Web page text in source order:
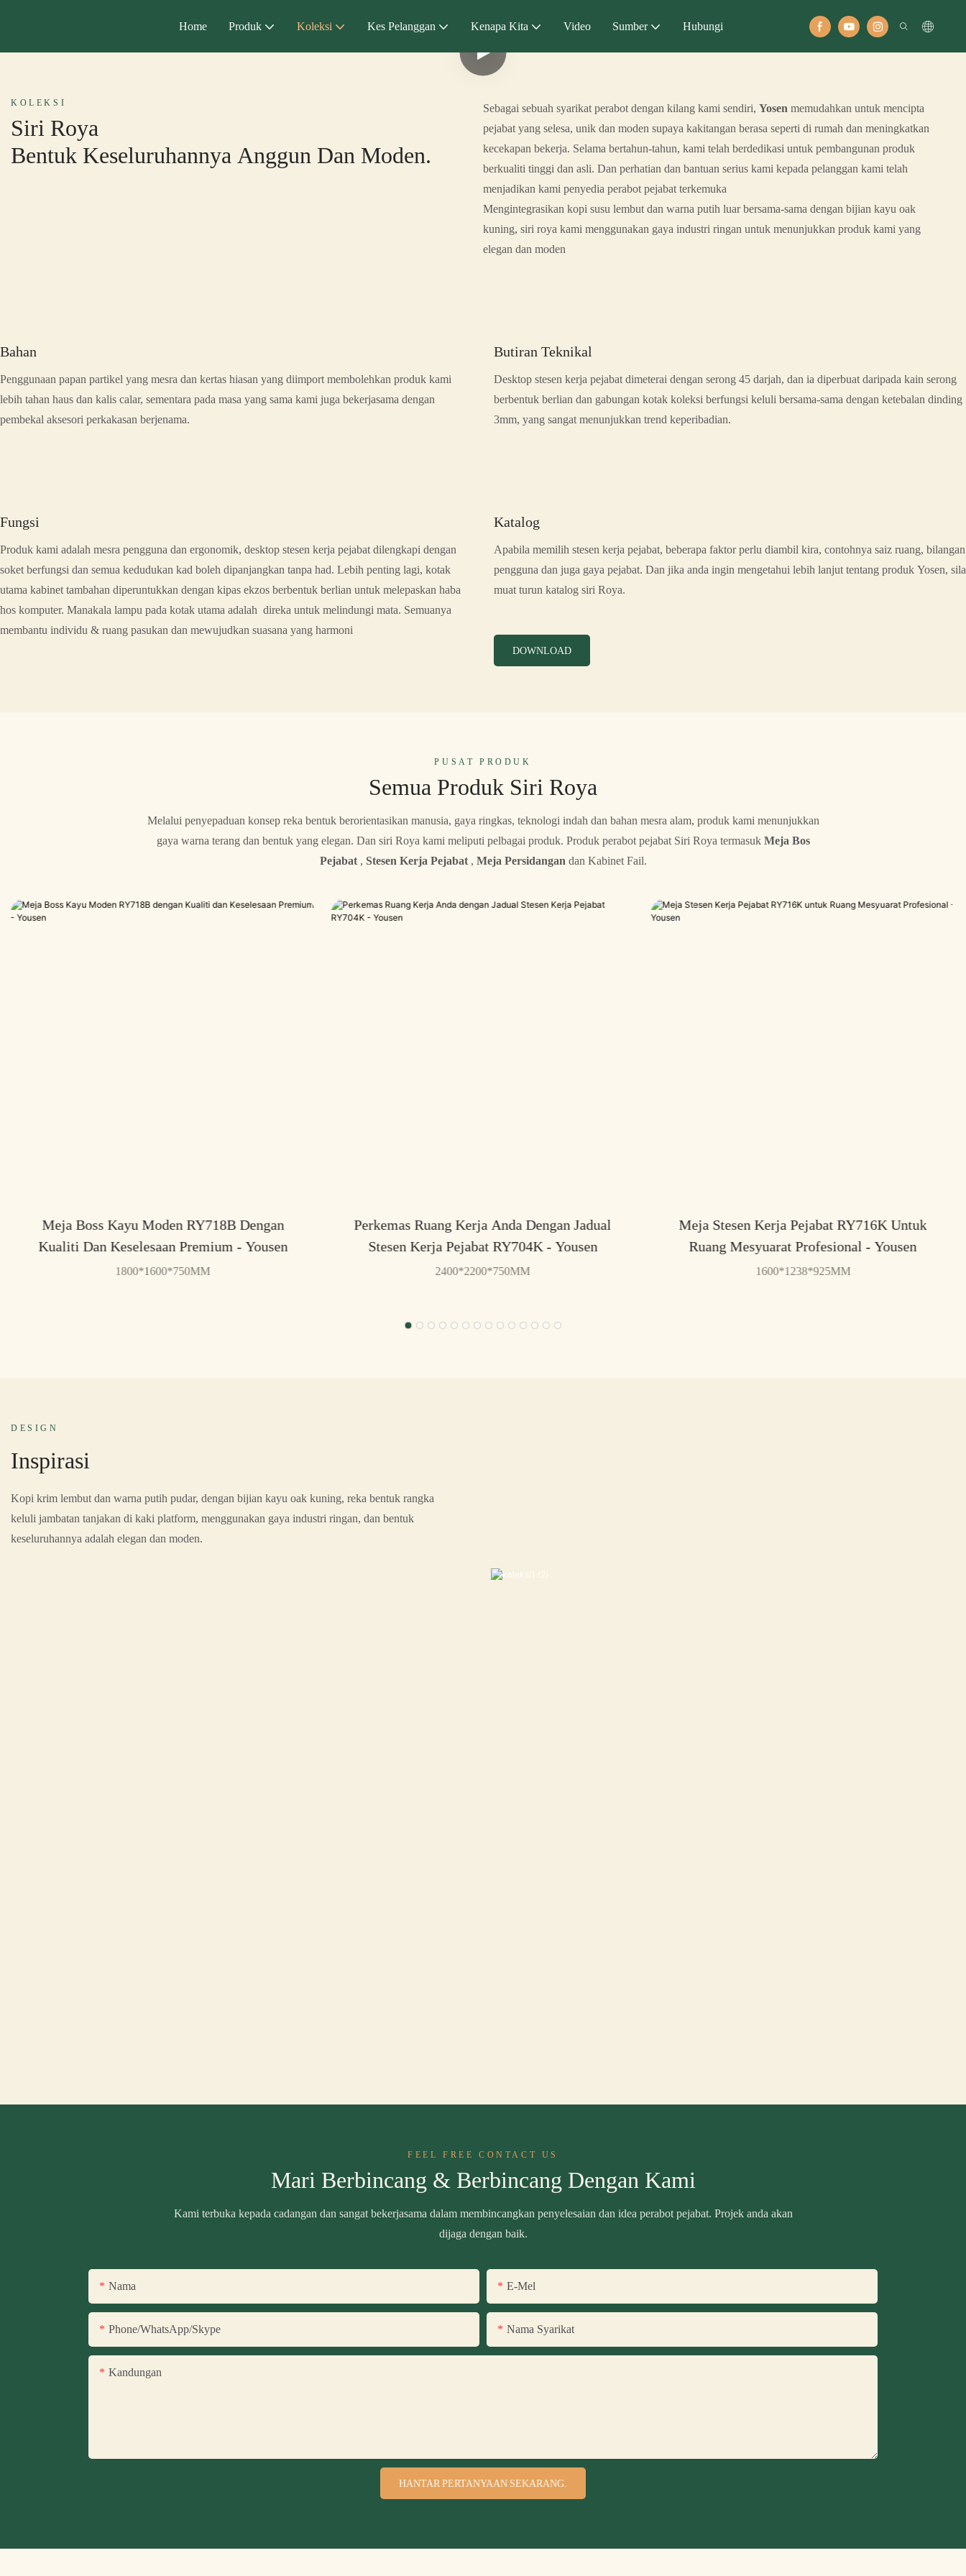
Home Produk Koleksi Kes Pelanggan Kenapa Kita Video Sumber Hubungi
KOLEKSI
Siri Roya
Bentuk Keseluruhannya Anggun Dan Moden.
Sebagai sebuah syarikat perabot dengan kilang kami sendiri, Yosen memudahkan untuk mencipta
pejabat yang selesa, unik dan moden supaya kakitangan berasa seperti di rumah dan meningkatkan
kecekapan bekerja. Selama bertahun-tahun, kami telah berdedikasi untuk pembangunan produk
berkualiti tinggi dan asli. Dan perhatian dan bantuan serius kami kepada pelanggan kami telah
menjadikan kami penyedia perabot pejabat terkemuka
Mengintegrasikan kopi susu lembut dan warna putih luar bersama-sama dengan bijian kayu oak
kuning, siri roya kami menggunakan gaya industri ringan untuk menunjukkan produk kami yang
elegan dan moden
Bahan
Penggunaan papan partikel yang mesra dan kertas hiasan yang diimport membolehkan produk kami
lebih tahan haus dan kalis calar, sementara pada masa yang sama kami juga bekerjasama dengan
pembekal aksesori perkakasan berjenama.
Butiran Teknikal
Desktop stesen kerja pejabat dimeterai dengan serong 45 darjah, dan ia diperbuat daripada kain serong
berbentuk berlian dan gabungan kotak koleksi berfungsi keluli bersama-sama dengan ketebalan dinding
3mm, yang sangat menunjukkan trend keperibadian.
Fungsi
Produk kami adalah mesra pengguna dan ergonomik, desktop stesen kerja pejabat dilengkapi dengan
soket berfungsi dan semua kedudukan kad boleh dipanjangkan tanpa had. Lebih penting lagi, kotak
utama kabinet tambahan diperuntukkan dengan kipas ekzos berbentuk berlian untuk melepaskan haba
hos komputer. Manakala lampu pada kotak utama adalah direka untuk melindungi mata. Semuanya
membantu individu & ruang pasukan dan mewujudkan suasana yang harmoni
Katalog
Apabila memilih stesen kerja pejabat, beberapa faktor perlu diambil kira, contohnya saiz ruang, bilangan
pengguna dan juga gaya pejabat. Dan jika anda ingin mengetahui lebih lanjut tentang produk Yosen, sila
muat turun katalog siri Roya.
DOWNLOAD
PUSAT PRODUK
Semua Produk Siri Roya
Melalui penyepaduan konsep reka bentuk berorientasikan manusia, gaya ringkas, teknologi indah dan bahan mesra alam, produk kami menunjukkan
gaya warna terang dan bentuk yang elegan. Dan siri Roya kami meliputi pelbagai produk. Produk perabot pejabat Siri Roya termasuk Meja Bos
Pejabat , Stesen Kerja Pejabat , Meja Persidangan dan Kabinet Fail.
Meja Boss Kayu Moden RY718B Dengan
Kualiti Dan Keselesaan Premium - Yousen
1800*1600*750MM
Perkemas Ruang Kerja Anda Dengan Jadual
Stesen Kerja Pejabat RY704K - Yousen
2400*2200*750MM
Meja Stesen Kerja Pejabat RY716K Untuk
Ruang Mesyuarat Profesional - Yousen
1600*1238*925MM
DESIGN
Inspirasi
Kopi krim lembut dan warna putih pudar, dengan bijian kayu oak kuning, reka bentuk rangka
keluli jambatan tanjakan di kaki platform, menggunakan gaya industri ringan, dan bentuk
keseluruhannya adalah elegan dan moden.
FEEL FREE CONTACT US
Mari Berbincang & Berbincang Dengan Kami
Kami terbuka kepada cadangan dan sangat bekerjasama dalam membincangkan penyelesaian dan idea perabot pejabat. Projek anda akan
dijaga dengan baik.
Nama E-Mel
Phone/WhatsApp/Skype Nama Syarikat
Kandungan
HANTAR PERTANYAAN SEKARANG.